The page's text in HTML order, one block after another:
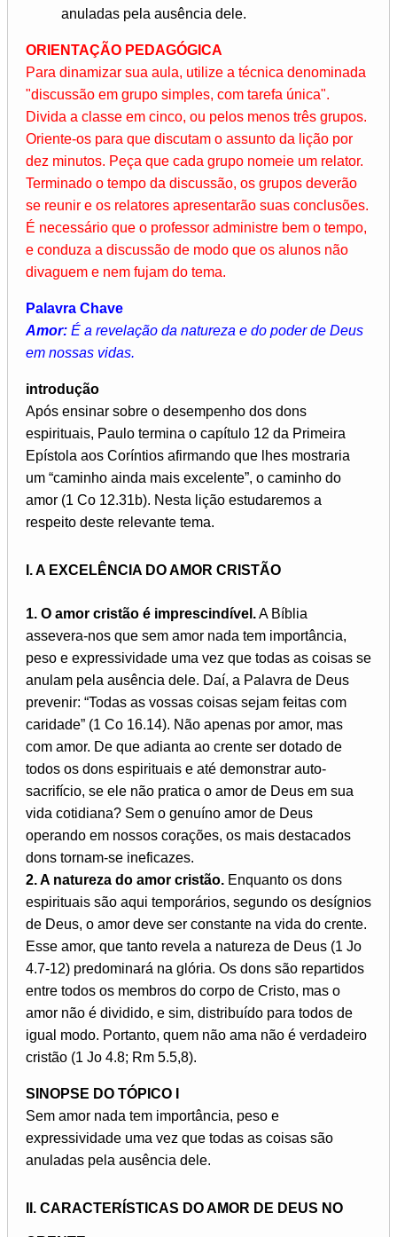
anuladas pela ausência dele.
ORIENTAÇÃO PEDAGÓGICA
Para dinamizar sua aula, utilize a técnica denominada
"discussão em grupo simples, com tarefa única".
Divida a classe em cinco, ou pelos menos três grupos.
Oriente-os para que discutam o assunto da lição por
dez minutos. Peça que cada grupo nomeie um relator.
Terminado o tempo da discussão, os grupos deverão
se reunir e os relatores apresentarão suas conclusões.
É necessário que o professor administre bem o tempo,
e conduza a discussão de modo que os alunos não
divaguem e nem fujam do tema.
Palavra Chave
Amor: É a revelação da natureza e do poder de Deus
em nossas vidas.
introdução
Após ensinar sobre o desempenho dos dons
espirituais, Paulo termina o capítulo 12 da Primeira
Epístola aos Coríntios afirmando que lhes mostraria
um “caminho ainda mais excelente”, o caminho do
amor (1 Co 12.31b). Nesta lição estudaremos a
respeito deste relevante tema.
I. A EXCELÊNCIA DO AMOR CRISTÃO
1. O amor cristão é imprescindível.A Bíblia
assevera-nos que sem amor nada tem importância,
peso e expressividade uma vez que todas as coisas se
anulam pela ausência dele. Daí, a Palavra de Deus
prevenir: “Todas as vossas coisas sejam feitas com
caridade” (1 Co 16.14). Não apenas por amor, mas
com amor. De que adianta ao crente ser dotado de
todos os dons espirituais e até demonstrar auto-
sacrifício, se ele não pratica o amor de Deus em sua
vida cotidiana? Sem o genuíno amor de Deus
operando em nossos corações, os mais destacados
dons tornam-se ineficazes.
2. A natureza do amor cristão. Enquanto os dons
espirituais são aqui temporários, segundo os desígnios
de Deus, o amor deve ser constante na vida do crente.
Esse amor, que tanto revela a natureza de Deus (1 Jo
4.7-12) predominará na glória. Os dons são repartidos
entre todos os membros do corpo de Cristo, mas o
amor não é dividido, e sim, distribuído para todos de
igual modo. Portanto, quem não ama não é verdadeiro
cristão (1 Jo 4.8; Rm 5.5,8).
SINOPSE DO TÓPICO I
Sem amor nada tem importância, peso e
expressividade uma vez que todas as coisas são
anuladas pela ausência dele.
II. CARACTERÍSTICAS DO AMOR DE DEUS NO